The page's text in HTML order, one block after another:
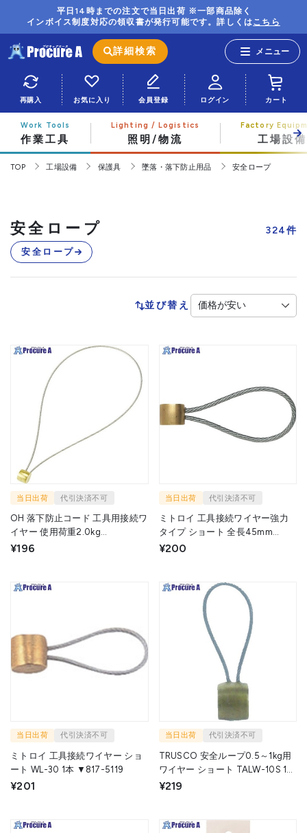
平日14時までの注文で当日出荷 ※一部商品除く
インボイス制度対応の領収書が発行可能です。詳しくはこちら
詳細検索
再購入 お気に入り 会員登録 ログイン カート
作業工具 照明/物流 工場設備
TOP 工場設備 保護具 墜落・落下防止用品 安全ロープ
安全ロープ 324件
安全ロープ
並び替え
当日出荷 代引決済不可
OH 落下防止コード 工具用接続ワ
イヤー 使用荷重2.0kg
φ1.2mm×150mm SC-J1 1本
¥196
当日出荷 代引決済不可
ミトロイ 工具接続ワイヤー強力
タイプ ショート 全長45mm
¥200
当日出荷 代引決済不可
ミトロイ 工具接続ワイヤー ショ
ート WL-30 1本 ▼817-5119
¥201
当日出荷 代引決済不可
TRUSCO 安全ループ0.5～1kg用
ワイヤー ショート TALW-10S 1本
▼431-1001
¥219